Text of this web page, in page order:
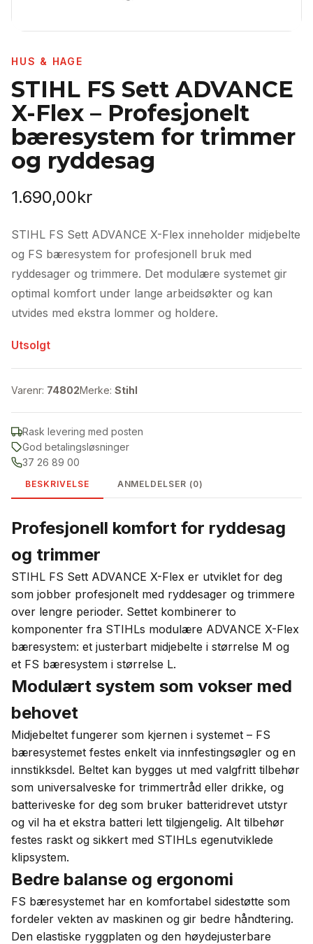
HUS & HAGE
STIHL FS Sett ADVANCE
X-Flex – Profesjonelt
bæresystem for trimmer
og ryddesag
1.690,00kr
STIHL FS Sett ADVANCE X-Flex inneholder midjebelte
og FS bæresystem for profesjonell bruk med
ryddesager og trimmere. Det modulære systemet gir
optimal komfort under lange arbeidsøkter og kan
utvides med ekstra lommer og holdere.
Utsolgt
Varenr: 74802Merke: Stihl
Rask levering med posten
God betalingsløsninger
37 26 89 00
BESKRIVELSE ANMELDELSER (0)
Profesjonell komfort for ryddesag
og trimmer
STIHL FS Sett ADVANCE X-Flex er utviklet for deg
som jobber profesjonelt med ryddesager og trimmere
over lengre perioder. Settet kombinerer to
komponenter fra STIHLs modulære ADVANCE X-Flex
bæresystem: et justerbart midjebelte i størrelse M og
et FS bæresystem i størrelse L.
Modulært system som vokser med
behovet
Midjebeltet fungerer som kjernen i systemet – FS
bæresystemet festes enkelt via innfestingsøgler og en
innstikksdel. Beltet kan bygges ut med valgfritt tilbehør
som universalveske for trimmertråd eller drikke, og
batteriveske for deg som bruker batteridrevet utstyr
og vil ha et ekstra batteri lett tilgjengelig. Alt tilbehør
festes raskt og sikkert med STIHLs egenutviklede
klipsystem.
Bedre balanse og ergonomi
FS bæresystemet har en komfortabel sidestøtte som
fordeler vekten av maskinen og gir bedre håndtering.
Den elastiske ryggplaten og den høydejusterbare